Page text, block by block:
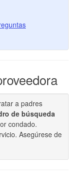
a padres
de búsqueda
condado.
Asegúrese de